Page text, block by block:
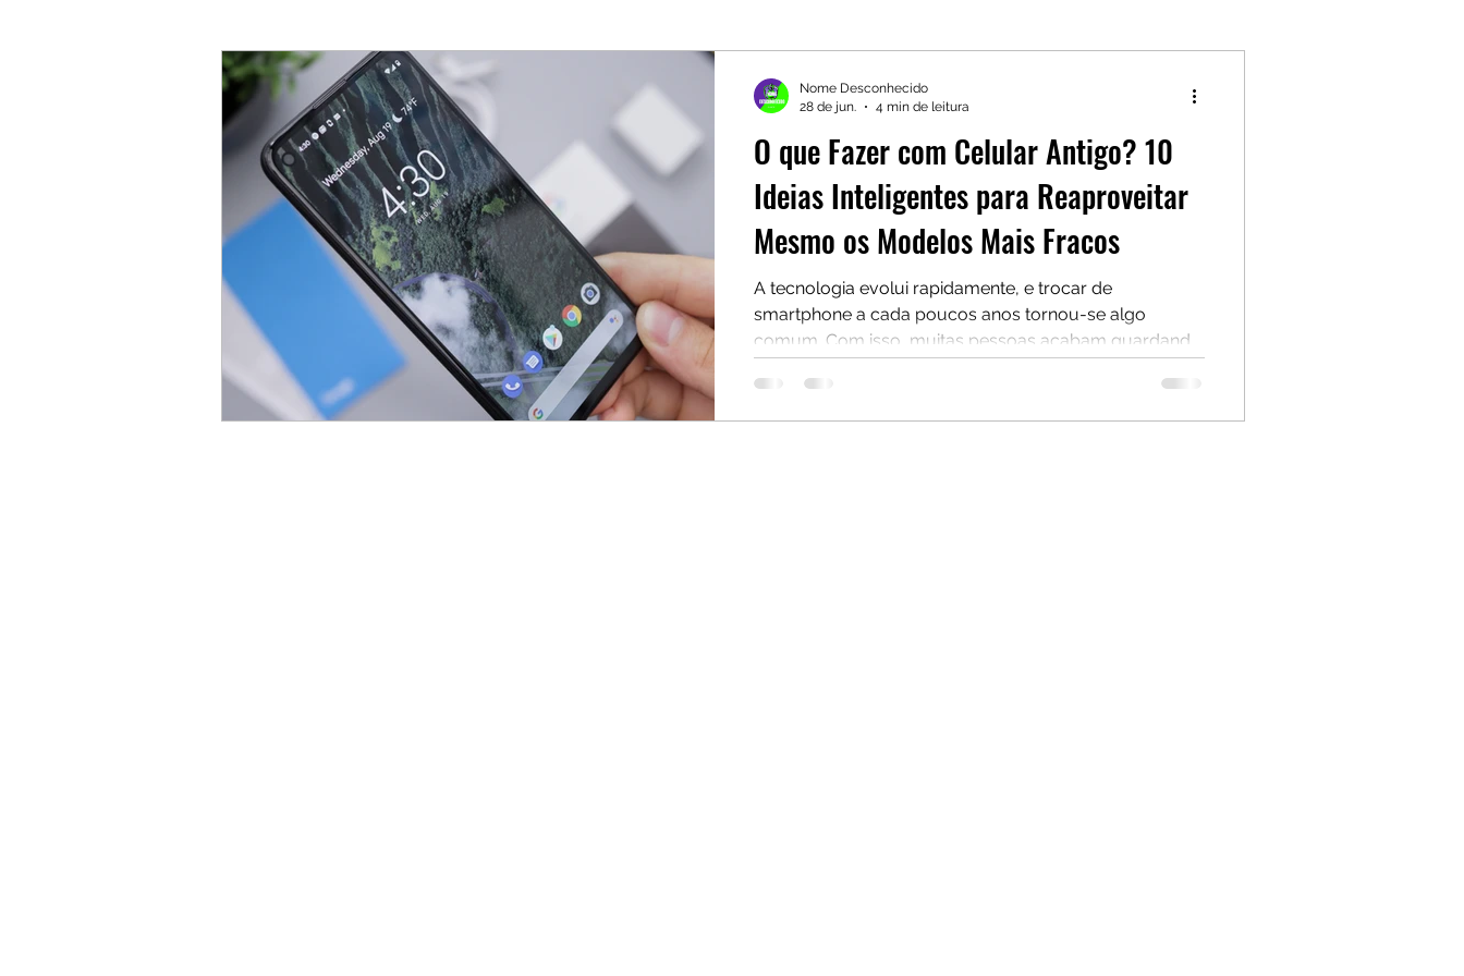
O que Fazer com Celular Antigo? 10
Ideias Inteligentes para Reaproveitar
Mesmo os Modelos Mais Fracos
A tecnologia evolui rapidamente, e trocar de
smartphone a cada poucos anos tornou-se algo
comum. Com isso, muitas pessoas acabam guardando
que fazer com eles. Mas a verdade é que até mesmo
os celulares mais fracos ou ultrapassados ainda
Nome Desconhecido
28 de jun.
4 min de leitura